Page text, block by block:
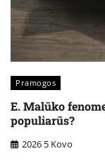
Pramogos
E. Malūko
populiarūs?
2026 5 Kovo